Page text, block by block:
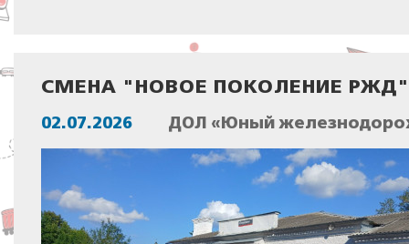
СМЕНА "НОВОЕ ПОКОЛЕНИЕ
02.07.2026 ДОЛ «Юный